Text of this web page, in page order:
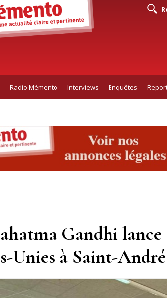
Radio Mémento Interviews Enquêtes
Gandhi
Unies à Saint-André